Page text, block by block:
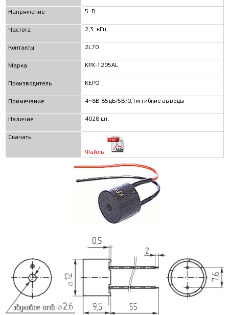
Напряжение
Частота
Контакты
Марка
Производитель
Примечание
Наличие
Скачать
5 В
2,3 кГц
2L70
KPX-1205AL
KEPO
4~8В 85дБ/5В/0,1м гибкие выводы
4028 шт.
Файлы